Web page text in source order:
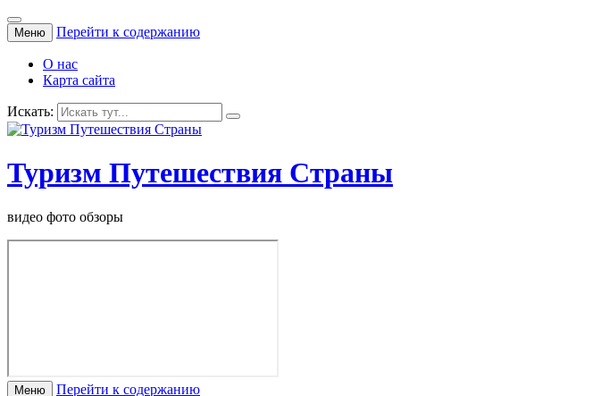
Меню Перейти к содержанию
О нас
Карта сайта
Искать:
Туризм Путешествия Страны
видео фото обзоры
Меню Перейти к содержанию